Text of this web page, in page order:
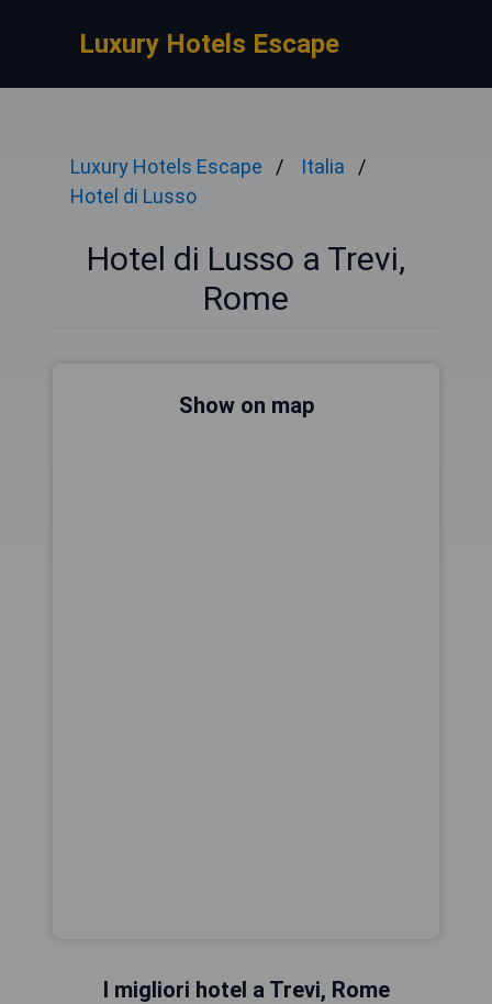
Luxury Hotels Escape
Luxury Hotels Escape
Italia
Hotel di Lusso
Hotel di Lusso a Trevi,
Rome
Show on map
I migliori hotel a Trevi, Rome